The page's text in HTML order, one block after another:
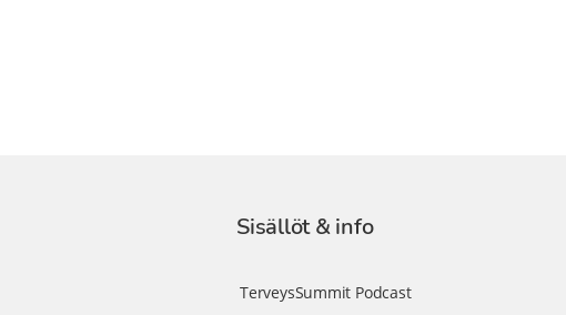
Sisällöt & info
TerveysSummit Podcast